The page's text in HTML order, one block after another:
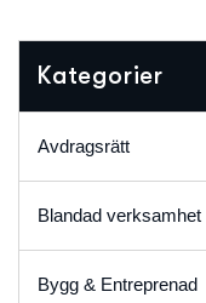
Kategorier
Avdragsrätt
Blandad verksamhet
Bygg & Entreprenad